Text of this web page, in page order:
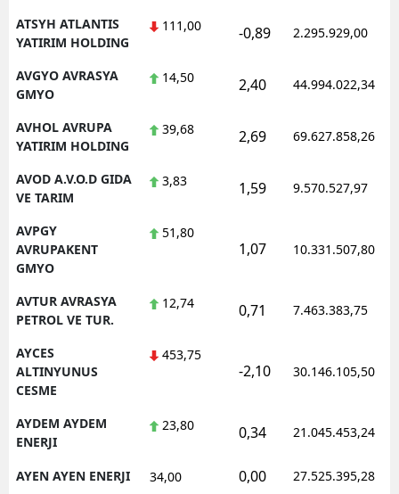
ATSYH ATLANTIS
YATIRIM HOLDING
111,00 -0,89 2.295.929,00
AVGYO AVRASYA
GMYO
14,50 2,40 44.994.022,34
AVHOL AVRUPA
YATIRIM HOLDING
39,68 2,69 69.627.858,26
AVOD A.V.O.D GIDA
VE TARIM
3,83 1,59 9.570.527,97
AVPGY
AVRUPAKENT
GMYO
51,80
1,07 10.331.507,80
AVTUR AVRASYA
PETROL VE TUR.
12,74 0,71 7.463.383,75
AYCES
ALTINYUNUS
CESME
453,75
-2,10 30.146.105,50
AYDEM AYDEM
ENERJI
23,80 0,34 21.045.453,24
AYEN AYEN ENERJI 34,00 0,00 27.525.395,28